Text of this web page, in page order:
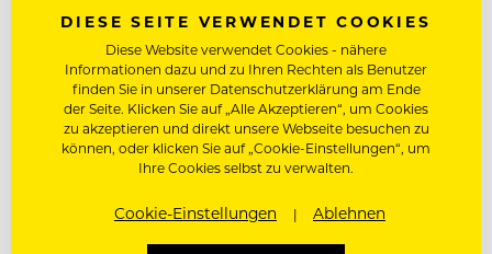
DIESE SEITE VERWENDET COOKIES
Diese Website verwendet Cookies - nähere
Informationen dazu und zu Ihren Rechten als Benutzer
finden Sie in unserer Datenschutzerklärung am Ende
der Seite. Klicken Sie auf „Alle Akzeptieren“, um Cookies
zu akzeptieren und direkt unsere Webseite besuchen zu
können, oder klicken Sie auf „Cookie-Einstellungen“, um
Ihre Cookies selbst zu verwalten.
Cookie-Einstellungen Ablehnen